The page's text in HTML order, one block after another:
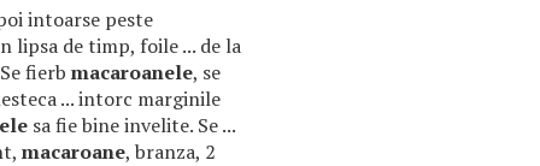
intoarse peste
lipsa de timp, foile ... de la
fierb macaroanele, se
... intorc marginile
sa fie bine invelite. Se ...
macaroane, branza, 2